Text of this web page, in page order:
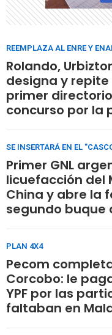
REEMPLAZA AL ENRE Y
Rolando,
designa y
primer directorio
concurso por la
SE INSERTARÁ EN EL
Primer GNL
licuefacción del
China y abre la
segundo buque
PLAN 4X4
Pecom
Corcobo: le
YPF por las
faltaban en